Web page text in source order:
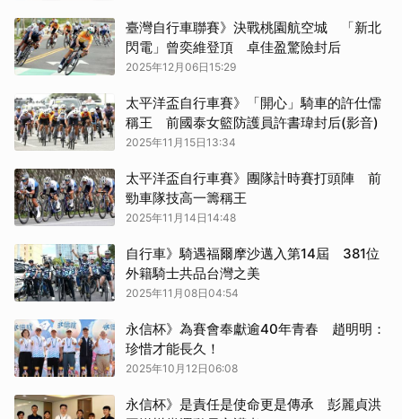
臺灣自行車聯賽》決戰桃園航空城 「新北
閃電」曾奕維登頂 卓佳盈驚險封后
2025年12月06日15:29
太平洋盃自行車賽》「開心」騎車的許仕儒
稱王 前國泰女籃防護員許書瑋封后(影音)
2025年11月15日13:34
太平洋盃自行車賽》團隊計時賽打頭陣 前
勁車隊技高一籌稱王
2025年11月14日14:48
自行車》騎遇福爾摩沙邁入第14屆 381位
外籍騎士共品台灣之美
2025年11月08日04:54
永信杯》為賽會奉獻逾40年青春 趙明明：
珍惜才能長久！
2025年10月12日06:08
永信杯》是責任是使命更是傳承 彭麗貞洪